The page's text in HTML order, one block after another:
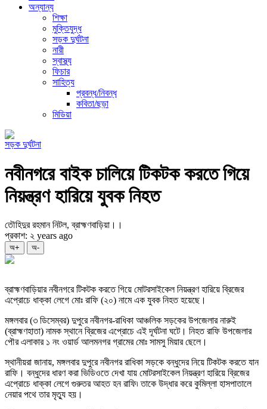
অন্যান্য
শিক্ষা
মুক্তিযুদ্ধ
সড়ক দুর্ঘটনা
নারী
স্বাস্থ্য
ফিচার
সাহিত্য
প্রবন্ধ/নিবন্ধ
কবিতা/ছড়া
মিডিয়া
সড়ক দুর্ঘটনা
নবীনগরে বাইক চালিয়ে টিকটক করতে গিয়ে
নিয়ন্ত্রণ হারিয়ে যুবক নিহত
তৌহিদুর রহমান নিটল, ব্রাহ্মণবাড়িয়া।।
প্রকাশ: ২ years ago
অ+ অ-
ব্রাহ্মণবাড়িয়ার নবীনগরে টিকটক করতে গিয়ে মোটরসাইকেল নিয়ন্ত্রণ হারিয়ে ব্রিজের
এপ্রোচে ধাক্কা লেগে মোঃ রাফি (২০) নামে এক যুবক নিহত হয়েছে।
মঙ্গলবার (৩ ডিসেম্বর) দুপুরে নবীনগর-রাধিকা আঞ্চলিক সড়কের উপজেলার নারুই
(ব্রাহ্মণহাতা) নামক স্থানে ব্রিজের এপ্রোচে এই দূর্ঘটনা ঘটে। নিহত রাফি উপজেলার
পৌর এলাকার ১ নং ওয়ার্ড আলমনগর গ্রামের মোঃ সামসু মিয়ার ছেলে।
স্থানীয়রা জানায়, মঙ্গলবার দুপুরে নবীনগর রাধিকা সড়কে বন্ধুদের নিয়ে টিকটক করতে যান
রাফি। বন্ধুদের ধারণ করা ভিডিওতে দেখা যায় মোটরসাইকেল নিয়ন্ত্রণ হারিয়ে ব্রিজের
এপ্রোচে ধাক্কা লেগে গুরুতর আহত হন রাফি৷ তাকে উদ্ধার করে কুমিল্লা হাসপাতালে
নেয়ার পথে তার মৃত্যু হয়।